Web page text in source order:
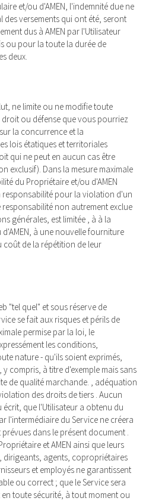
et/ou d'AMEN, l'indemnité due ne
versements qui ont été, seront
dus à AMEN par l'Utilisateur
ou pour la toute la durée de
deux.
ne limite ou ne modifie toute
ou défense que vous pourriez
la concurrence et la
lois étatiques et territoriales
qui ne peut en aucun cas être
exclusif). Dans la mesure maximale
du Propriétaire et/ou d'AMEN
responsabilité pour la violation d'un
non autrement exclue
générales, est limitée , à à la
à une nouvelle fourniture
coût de la répétition de leur
"tel quel" et sous réserve de
se fait aux risques et périls de
permise par la loi, le
les conditions,
nature - qu'ils soient exprimés,
compris, à titre d'exemple mais sans
de qualité marchande. , adéquation
des droits de tiers . Aucun
que l'Utilisateur a obtenu du
l'intermédiaire du Service ne créera
dans le présent document .
et AMEN ainsi que leurs
dirigeants, agents, copropriétaires
et employés ne garantissent
ou correct ; que le Service sera
toute sécurité, à tout moment ou